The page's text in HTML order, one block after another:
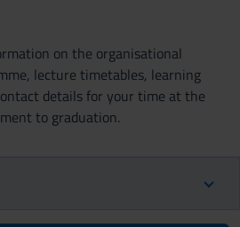
on the organisational
lecture timetables, learning
details for your time at the
to graduation.